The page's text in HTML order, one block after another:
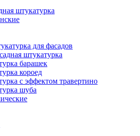
штукатурка
для фасадов
штукатурка
барашек
короед
с эффектом травертино
шуба